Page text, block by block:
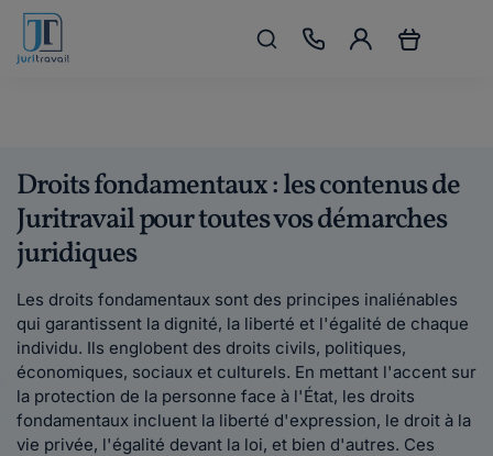
Droits fondamentaux : les contenus de
Juritravail pour toutes vos démarches
juridiques
Les droits fondamentaux sont des principes inaliénables
qui garantissent la dignité, la liberté et l'égalité de chaque
individu. Ils englobent des droits civils, politiques,
économiques, sociaux et culturels. En mettant l'accent sur
la protection de la personne face à l'État, les droits
fondamentaux incluent la liberté d'expression, le droit à la
vie privée, l'égalité devant la loi, et bien d'autres. Ces